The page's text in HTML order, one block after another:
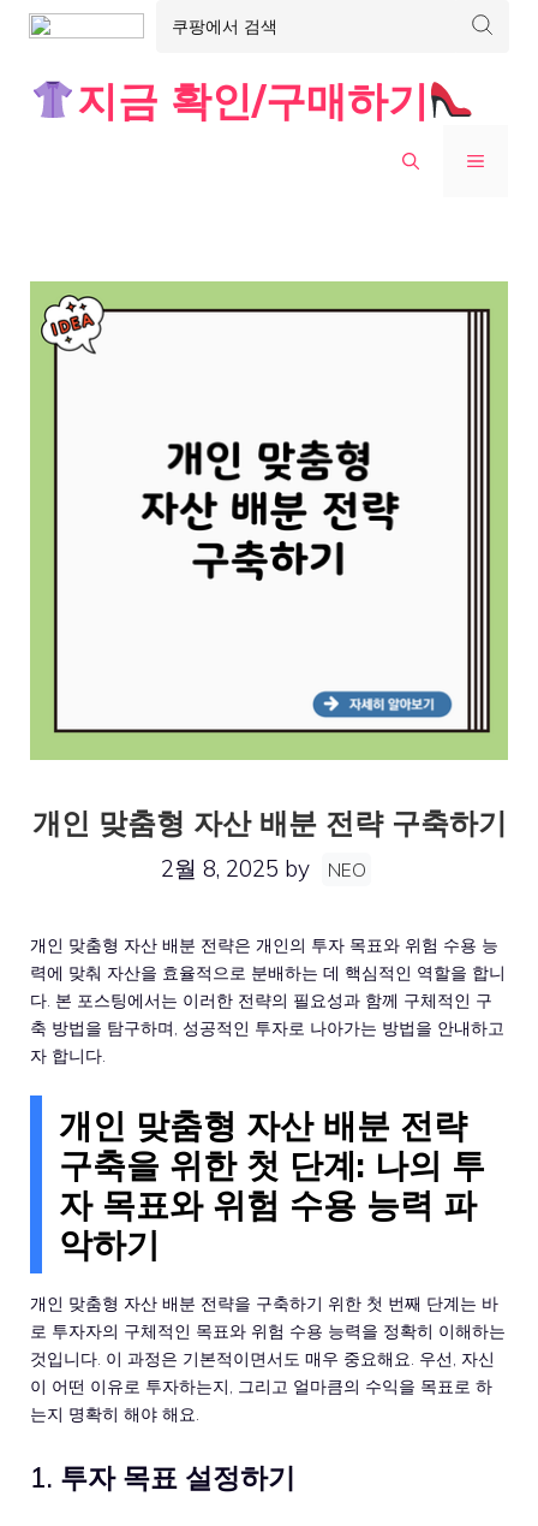
지금 확인/구매하기
MENU
개인 맞춤형 자산 배분 전략 구축하기
2월 8, 2025 by NEO
개인 맞춤형 자산 배분 전략은 개인의 투자 목표와 위험 수용 능
력에 맞춰 자산을 효율적으로 분배하는 데 핵심적인 역할을 합니
다. 본 포스팅에서는 이러한 전략의 필요성과 함께 구체적인 구
축 방법을 탐구하며, 성공적인 투자로 나아가는 방법을 안내하고
자 합니다.
개인 맞춤형 자산 배분 전략
구축을 위한 첫 단계: 나의 투
자 목표와 위험 수용 능력 파
악하기
개인 맞춤형 자산 배분 전략을 구축하기 위한 첫 번째 단계는 바
로 투자자의 구체적인 목표와 위험 수용 능력을 정확히 이해하는
것입니다. 이 과정은 기본적이면서도 매우 중요해요. 우선, 자신
이 어떤 이유로 투자하는지, 그리고 얼마큼의 수익을 목표로 하
는지 명확히 해야 해요.
1. 투자 목표 설정하기